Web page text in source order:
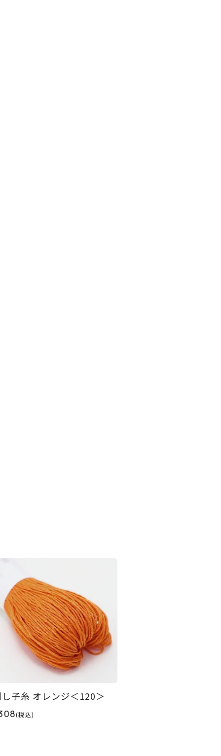
子糸 オレンジ＜120＞
(税込)